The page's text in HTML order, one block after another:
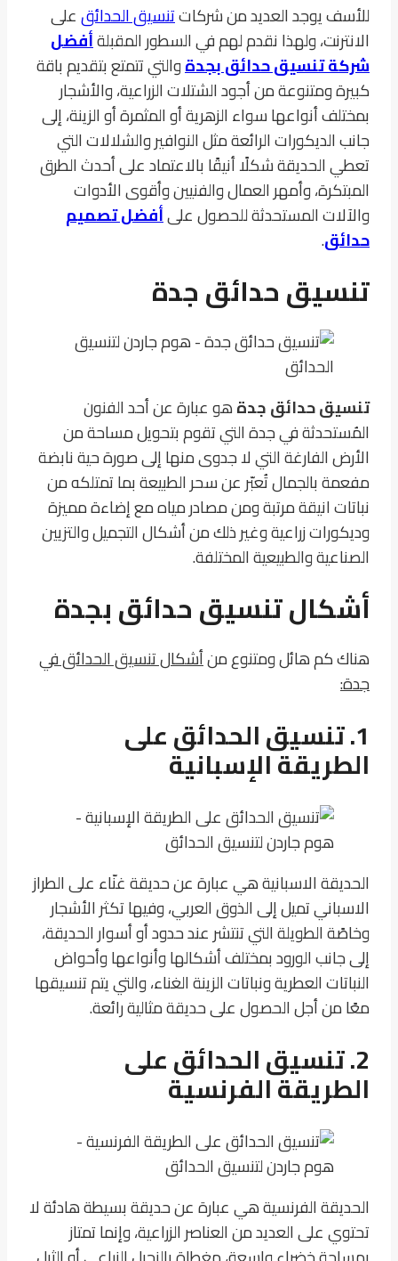
للأسف يوجد العديد من شركاتتنسيق الحدائقعلى
الانترنت، ولهذا نقدم لهم في السطور المقبلةأفضل
شركة تنسيق حدائق بجدةوالتي تتمتع بتقديم باقة
كبيرة ومتنوعة من أجود الشتلات الزراعية، والأشجار
بمختلف أنواعها سواء الزهرية أو المثمرة أو الزينة، إلى
جانب الديكورات الرائعة مثل النوافير والشلالات التي
تعطي الحديقة شكلًا أنيقًا بالاعتماد على أحدث الطرق
المبتكرة، وأمهر العمال والفنيين وأقوى الأدوات
والآلات المستحدثة للحصول علىأفضل تصميم
حدائق.
تنسيق حدائق جدة
تنسيق حدائق جدةهو عبارة عن أحد الفنون
المُستحدثة في جدة التي تقوم بتحويل مساحة من
الأرض الفارغة التي لا جدوى منها إلى صورة حية نابضة
مفعمة بالجمال تُعبّر عن سحر الطبيعة بما تمتلكه من
نباتات انيقة مرتبة ومن مصادر مياه مع إضاءة مميزة
وديكورات زراعية وغير ذلك من أشكال التجميل والتزيين
الصناعية والطبيعية المختلفة.
أشكال تنسيق حدائق بجدة
هناك كم هائل ومتنوع منأشكال تنسيق الحدائق في
جدة:
1. تنسيق الحدائق على
الطريقة الإسبانية
الحديقة الاسبانية هي عبارة عن حديقة غنّاء على الطراز
الاسباني تميل إلى الذوق العربي، وفيها تكثر الأشجار
وخاصًة الطويلة التي تنتشر عند حدود أو أسوار الحديقة،
إلى جانب الورود بمختلف أشكالها وأنواعها وأحواض
النباتات العطرية ونباتات الزينة الغناء، والتي يتم تنسيقها
معًا من أجل الحصول على حديقة مثالية رائعة.
2. تنسيق الحدائق على
الطريقة الفرنسية
الحديقة الفرنسية هي عبارة عن حديقة بسيطة هادئة لا
تحتوي على العديد من العناصر الزراعية، وإنما تمتاز